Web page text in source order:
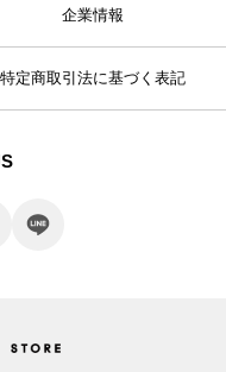
企業情報
特定商取引法に基づく表記